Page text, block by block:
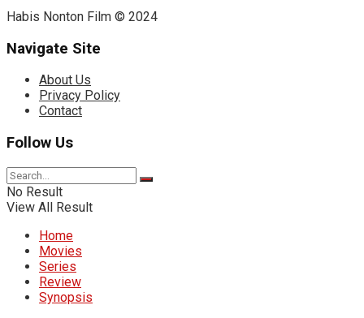
Habis Nonton Film © 2024
Navigate Site
About Us
Privacy Policy
Contact
Follow Us
No Result
View All Result
Home
Movies
Series
Review
Synopsis